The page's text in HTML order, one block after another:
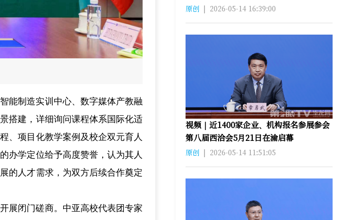
能制造实训中心、数字媒体产教融
搭建，详细询问课程体系国际化适
、项目化教学案例及校企双元育人
办学定位给予高度赞誉，认为其人
的人才需求，为双方后续合作奠定
展闭门磋商。中亚高校代表团专家
原创 | 2026-05-14 16:39:00
视频｜近1400家企业、机构报名参展参会
第八届西洽会5月21日在渝启幕
原创 | 2026-05-14 11:51:05